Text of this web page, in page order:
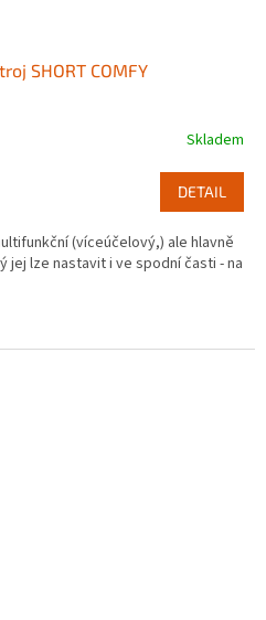
SHORT COMFY
Skladem
DETAIL
(víceúčelový,) ale hlavně
lze nastavit i ve spodní časti - na